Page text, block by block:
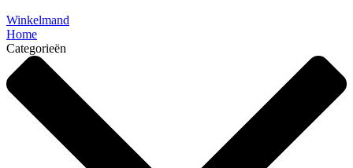
Winkelmand
Home
Categorieën